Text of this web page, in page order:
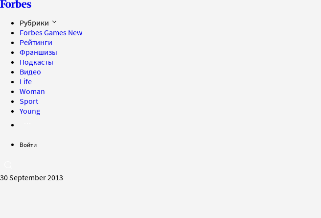
Рубрики
Forbes Games New
Рейтинги
Франшизы
Подкасты
Видео
Life
Woman
Sport
Young
Войти
30 September 2013